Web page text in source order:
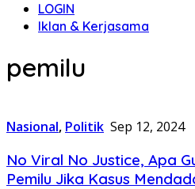
LOGIN
Iklan & Kerjasama
pemilu
Nasional, Politik Sep 12, 2024
No Viral No Justice, Apa
Pemilu Jika Kasus